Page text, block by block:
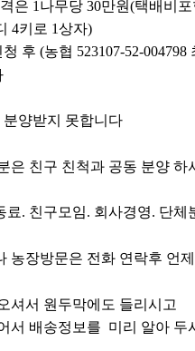
은 1 나무당 30만원(택배비포
4키로 1상자)
후 (농협 523107-52-004798
분양받지 못합니다
은 친구 친척과 공동 분양 하
료. 친구모임. 회사경영. 단체
농장방문은 전화 연락후 언
셔서 원두막에도 들리시고
서 배송정보를 미리 알아 두